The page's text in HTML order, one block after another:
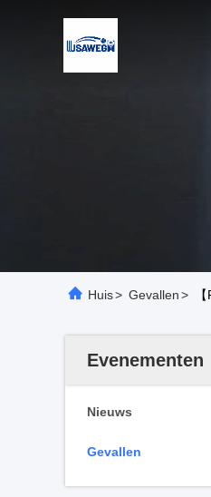
Huis> Gevallen>
Evenementen
Nieuws
Gevallen